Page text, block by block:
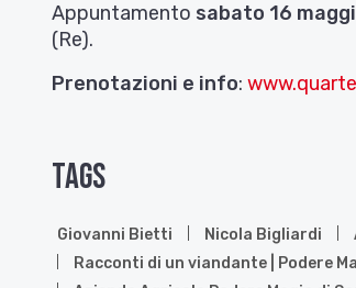
Appuntamento sabato 16
(Re).
Prenotazioni e info:
Tags
Giovanni Bietti Nicola Bigliardi
Racconti di un viandante | Podere